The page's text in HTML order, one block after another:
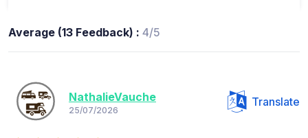
Average (13 Feedback) : 4/5
NathalieVauche
25/07/2026
Translate